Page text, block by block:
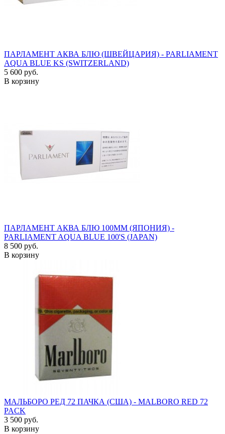
ПАРЛАМЕНТ АКВА БЛЮ (ШВЕЙЦАРИЯ) - PARLIAMENT
AQUA BLUE KS (SWITZERLAND)
5 600 руб.
В корзину
ПАРЛАМЕНТ АКВА БЛЮ 100ММ (ЯПОНИЯ) -
PARLIAMENT AQUA BLUE 100'S (JAPAN)
8 500 руб.
В корзину
МАЛЬБОРО РЕД 72 ПАЧКА (США) - MALBORO RED 72
PACK
3 500 руб.
В корзину